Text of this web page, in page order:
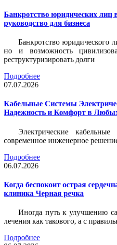
Банкротство юридических лиц
руководство для бизнеса
Банкротство юридического
но и возможность
реструктуризировать долги
Подробнее
07.07.2026
Кабельные Системы
Надежность и Комфорт в
Электрические
современное инженерное
Подробнее
06.07.2026
Когда беспокоит острая
клиника Черная речка
Иногда путь к улучшению
лечения как такового, а с
Подробнее